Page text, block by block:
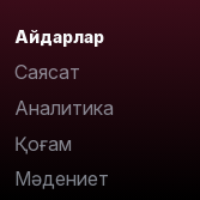
Айдарлар
Саясат
Аналитика
Қоғам
Мәдениет